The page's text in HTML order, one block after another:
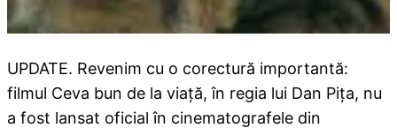
UPDATE. Revenim cu o corectură importantă:
filmul Ceva bun de la viaţă, în regia lui Dan Piţa, nu
a fost lansat oficial în cinematografele din